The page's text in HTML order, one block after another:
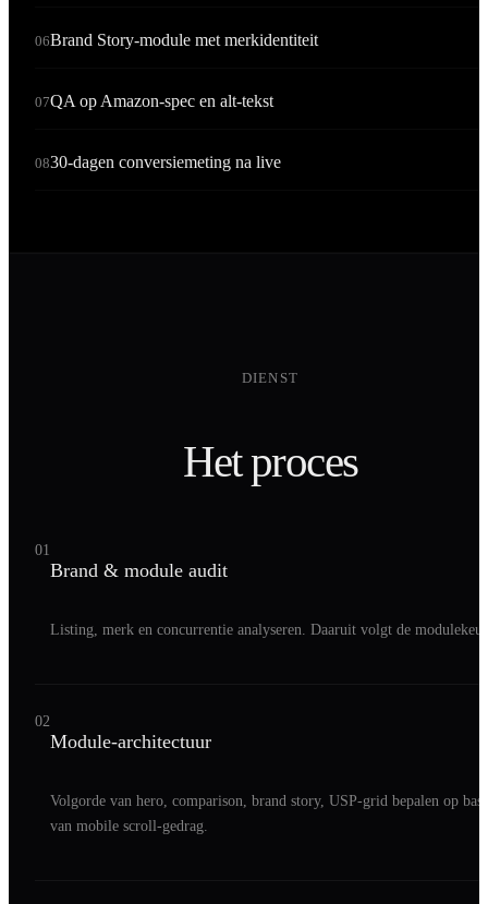
06Brand Story-module met merkidentiteit
07QA op Amazon-spec en alt-tekst
0830-dagen conversiemeting na live
DIENST
Het proces
01
Brand & module audit
Listing, merk en concurrentie analyseren. Daaruit volgt de
02
Module-architectuur
Volgorde van hero, comparison, brand story, USP-grid bepalen op
van mobile scroll-gedrag.